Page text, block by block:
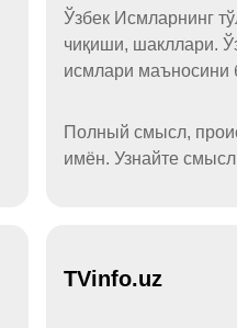
Ўзбек Исмларнинг
чиқиши, шакллари.
исмлари маъносини
Полный смысл,
имён. Узнайте
TVinfo.uz